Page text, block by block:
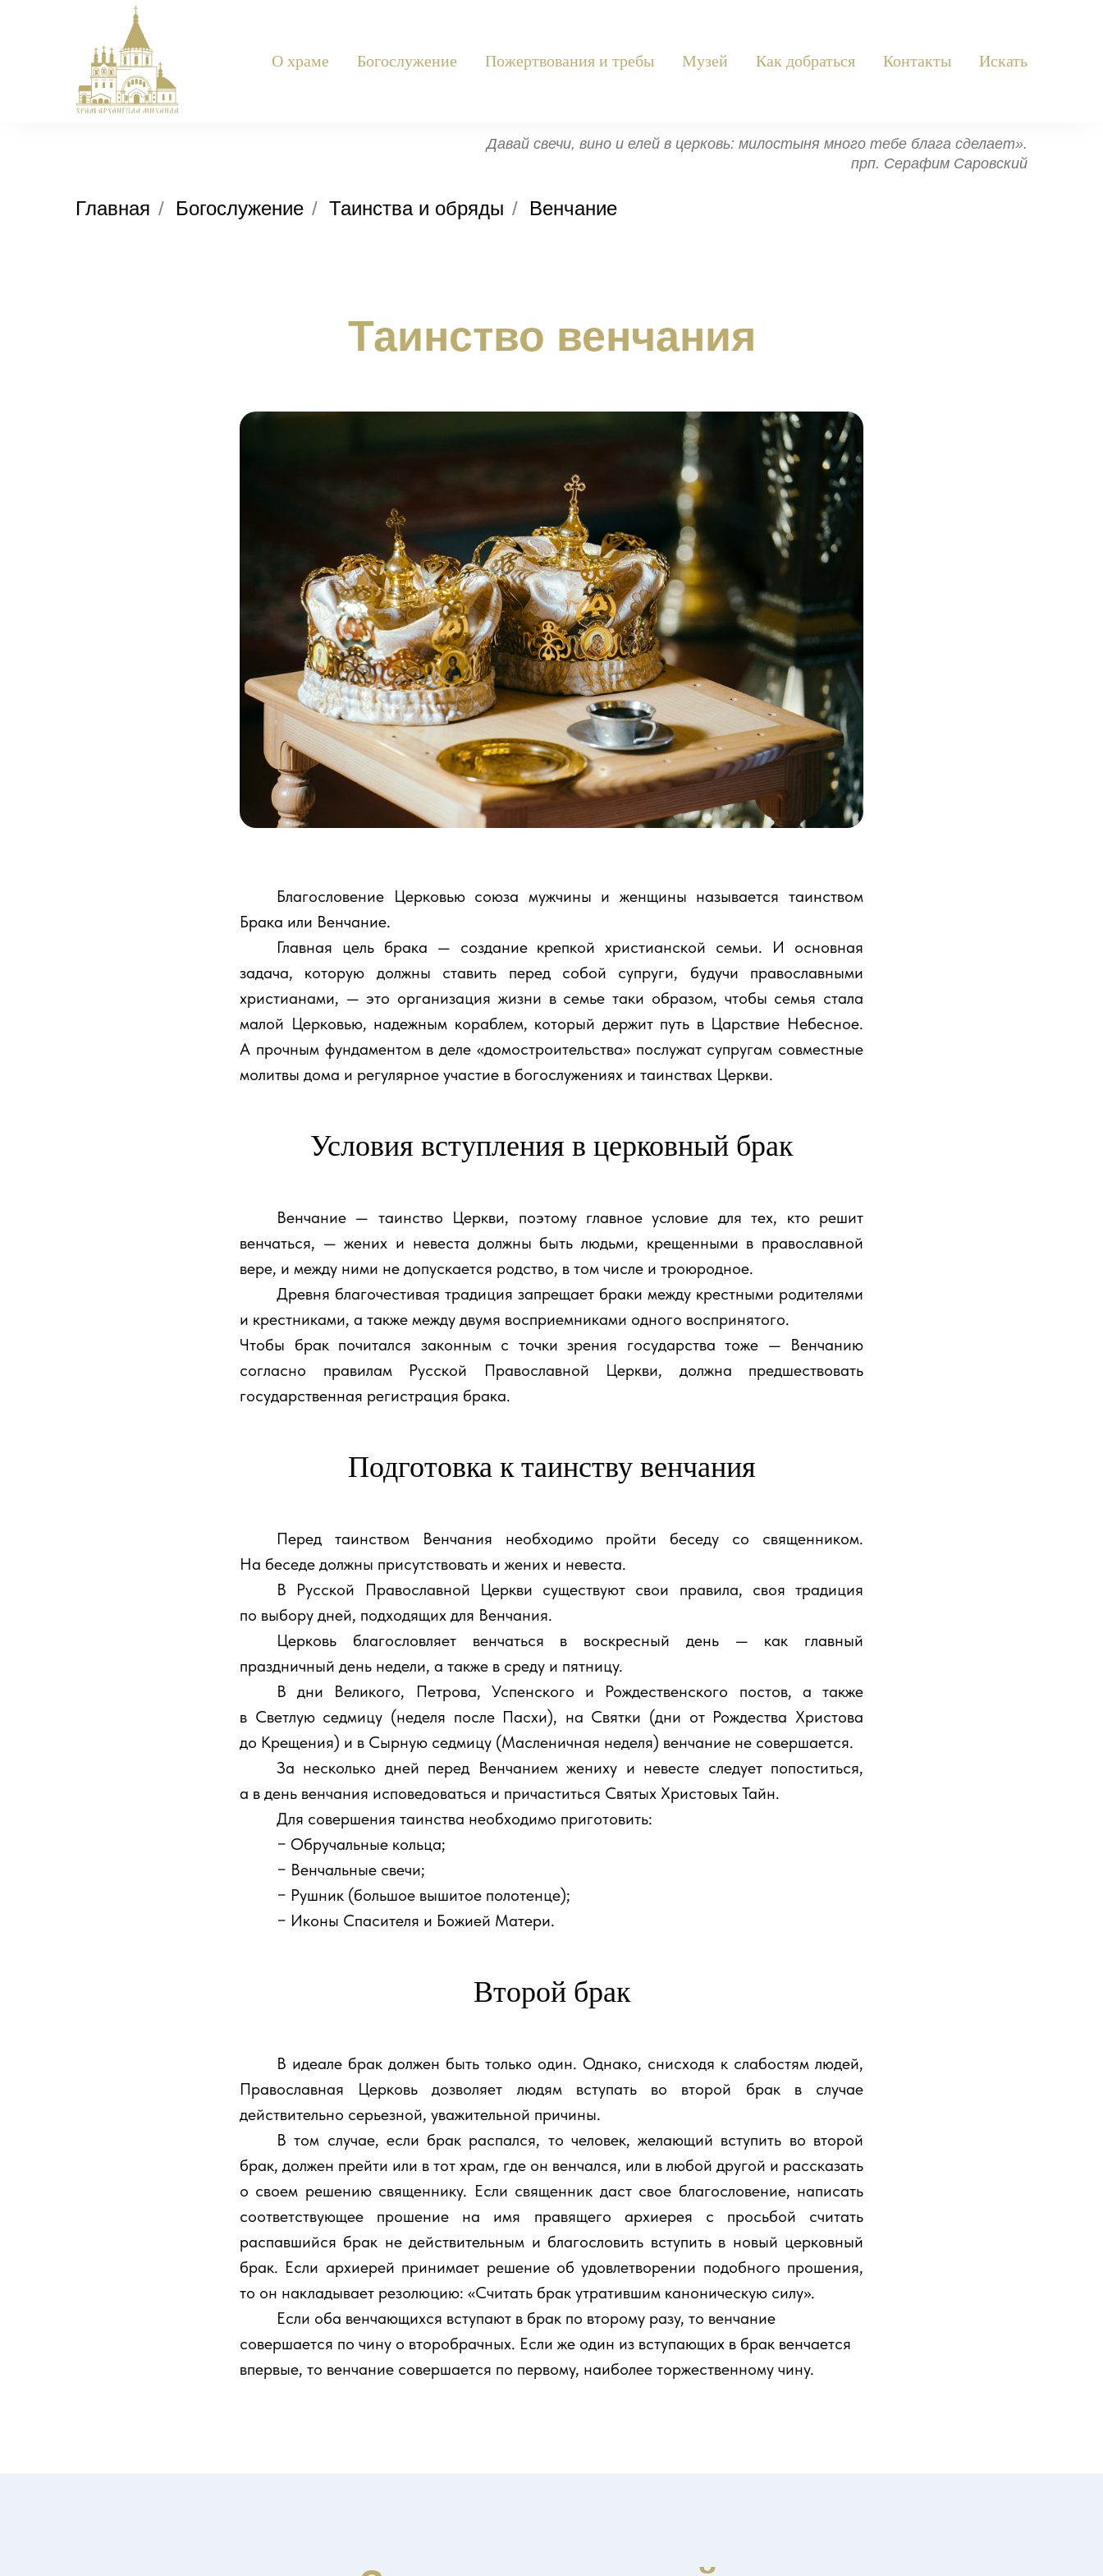
О храме Богослужение Пожертвования и требы Музей Как добраться Контакты Искать
Давай свечи, вино и елей в церковь: милостыня много тебе блага сделает».
прп. Серафим Саровский
Главная / Богослужение / Таинства и обряды / Венчание
Таинство венчания
⠀⠀⠀Благословение Церковью союза мужчины и женщины называется таинством
Брака или Венчание.
⠀⠀⠀Главная цель брака — создание крепкой христианской семьи. И основная
задача, которую должны ставить перед собой супруги, будучи православными
христианами, — это организация жизни в семье таки образом, чтобы семья стала
малой Церковью, надежным кораблем, который держит путь в Царствие Небесное.
А прочным фундаментом в деле «домостроительства» послужат супругам совместные
молитвы дома и регулярное участие в богослужениях и таинствах Церкви.
Условия вступления в церковный брак
⠀⠀⠀Венчание — таинство Церкви, поэтому главное условие для тех, кто решит
венчаться, — жених и невеста должны быть людьми, крещенными в православной
вере, и между ними не допускается родство, в том числе и троюродное.
⠀⠀⠀Древня благочестивая традиция запрещает браки между крестными родителями
и крестниками, а также между двумя восприемниками одного воспринятого.
Чтобы брак почитался законным с точки зрения государства тоже — Венчанию
согласно правилам Русской Православной Церкви, должна предшествовать
государственная регистрация брака.
Подготовка к таинству венчания
⠀⠀⠀Перед таинством Венчания необходимо пройти беседу со священником.
На беседе должны присутствовать и жених и невеста.
⠀⠀⠀В Русской Православной Церкви существуют свои правила, своя традиция
по выбору дней, подходящих для Венчания.
⠀⠀⠀Церковь благословляет венчаться в воскресный день — как главный
праздничный день недели, а также в среду и пятницу.
⠀⠀⠀В дни Великого, Петрова, Успенского и Рождественского постов, а также
в Светлую седмицу (неделя после Пасхи), на Святки (дни от Рождества Христова
до Крещения) и в Сырную седмицу (Масленичная неделя) венчание не совершается.
⠀⠀⠀За несколько дней перед Венчанием жениху и невесте следует попоститься,
а в день венчания исповедоваться и причаститься Святых Христовых Тайн.
⠀⠀⠀Для совершения таинства необходимо приготовить:
⠀⠀⠀− Обручальные кольца;
⠀⠀⠀− Венчальные свечи;
⠀⠀⠀− Рушник (большое вышитое полотенце);
⠀⠀⠀− Иконы Спасителя и Божией Матери.
Второй брак
⠀⠀⠀В идеале брак должен быть только один. Однако, снисходя к слабостям людей,
Православная Церковь дозволяет людям вступать во второй брак в случае
действительно серьезной, уважительной причины.
⠀⠀⠀В том случае, если брак распался, то человек, желающий вступить во второй
брак, должен прейти или в тот храм, где он венчался, или в любой другой и рассказать
о своем решению священнику. Если священник даст свое благословение, написать
соответствующее прошение на имя правящего архиерея с просьбой считать
распавшийся брак не действительным и благословить вступить в новый церковный
брак. Если архиерей принимает решение об удовлетворении подобного прошения,
то он накладывает резолюцию: «Считать брак утратившим каноническую силу».
⠀⠀⠀Если оба венчающихся вступают в брак по второму разу, то венчание
совершается по чину о второбрачных. Если же один из вступающих в брак венчается
впервые, то венчание совершается по первому, наиболее торжественному чину.